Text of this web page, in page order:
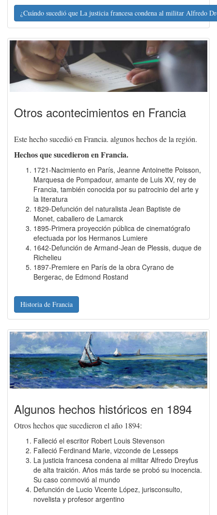
¿Cuándo sucedió que La justicia francesa condena al militar Alfredo
Otros acontecimientos en Francia
Este hecho sucedió en Francia. algunos hechos de la región.
Hechos que sucedieron en Francia.
1721-Nacimiento en París, Jeanne Antoinette Poisson,
Marquesa de Pompadour, amante de Luis XV, rey de
Francia, también conocida por su patrocinio del arte y
la literatura
1829-Defunción del naturalista Jean Baptiste de
Monet, caballero de Lamarck
1895-Primera proyección pública de cinematógrafo
efectuada por los Hermanos Lumiere
1642-Defunción de Armand-Jean de Plessis, duque de
Richelieu
1897-Premiere en París de la obra Cyrano de
Bergerac, de Edmond Rostand
Historia de Francia
Algunos hechos históricos en 1894
Otros hechos que sucedieron el año 1894:
Falleció el escritor Robert Louis Stevenson
Falleció Ferdinand Marie, vizconde de Lesseps
La justicia francesa condena al militar Alfredo Dreyfus
de alta traición. Años más tarde se probó su inocencia.
Su caso conmovió al mundo
Defunción de Lucio Vicente López, jurisconsulto,
novelista y profesor argentino